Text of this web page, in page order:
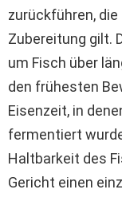
zurückführen,
Zubereitung gilt.
um Fisch über
den frühesten
Eisenzeit, in
fermentiert
Haltbarkeit des
Gericht einen